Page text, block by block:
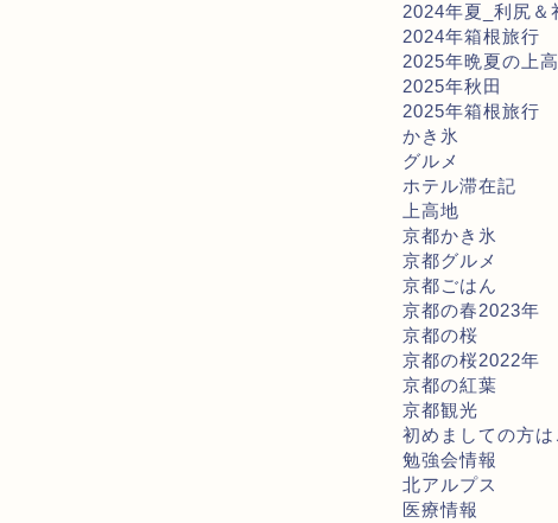
2024年夏_利尻＆
2024年箱根旅行
2025年晩夏の上
2025年秋田
2025年箱根旅行
かき氷
グルメ
ホテル滞在記
上高地
京都かき氷
京都グルメ
京都ごはん
京都の春2023年
京都の桜
京都の桜2022年
京都の紅葉
京都観光
初めましての方は
勉強会情報
北アルプス
医療情報